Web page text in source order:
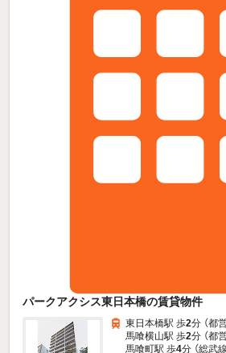
パークアクシス東日本橋の賃貸物件
東日本橋駅 歩2分 （都
馬喰横山駅 歩2分 （都
馬喰町駅 歩4分 （総武線